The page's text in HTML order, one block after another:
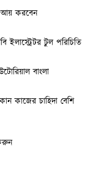
আয় করবেন
টুল পরিচিতি
বাংলা
কাজের চাহিদা বেশি